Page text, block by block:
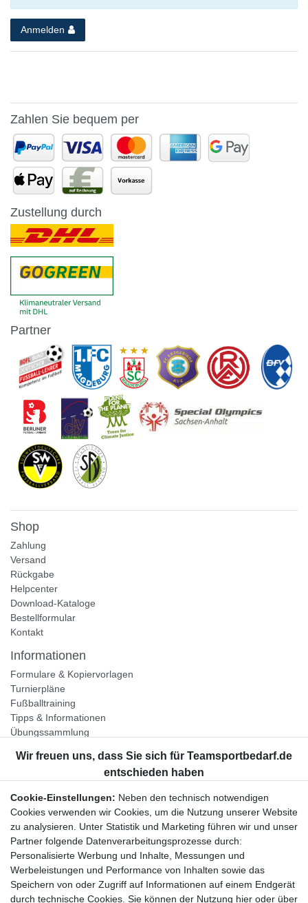
Anmelden
Zahlen Sie bequem per
Zustellung durch
Partner
Shop
Zahlung
Versand
Rückgabe
Helpcenter
Download-Kataloge
Bestellformular
Kontakt
Informationen
Formulare & Kopiervorlagen
Turnierpläne
Fußballtraining
Tipps & Informationen
Übungssammlung
Unternehmen
Widerrufsrecht
Bestellung widerrufen
Datenschutzerklärung
AGB
Impressum
Cookie-Einstellungen: Neben den technisch notwendigen
Cookies verwenden wir Cookies, um die Nutzung unserer Website
zu analysieren. Unter Statistik und Marketing führen wir und unser
Partner folgende Datenverarbeitungsprozesse durch:
Personalisierte Werbung und Inhalte, Messungen und
Werbeleistungen und Performance von Inhalten sowie das
Speichern von oder Zugriff auf Informationen auf einem Endgerät
durch technische Cookies. Sie können der Nutzung hier oder über